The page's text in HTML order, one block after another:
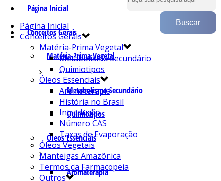
Página Inicial
Conceitos Gerais
Matéria-Prima Vegetal
Metabolismo Secundário
Quimiotipos
Óleos Essenciais
Aromaterapia
Página Inicial
Conceitos Gerais
Matéria-Prima Vegetal
Metabolismo Secundário
Quimiotipos
Óleos Essenciais
Aromaterapia
História no Brasil
Introdução
Número CAS
Taxas de Evaporação
Óleos Vegetais
Manteigas Amazônica
Termos da Farmacopeia
Outros